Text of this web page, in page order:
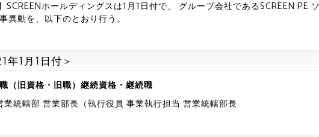
SCREENホールディングスは1月1日付で、 グループ会社であるSCREEN PE ソ
異動を、以下のとおり行う。
年1月1日付＞
（旧資格・旧職）継続資格・継続職
統轄部 営業部長（執行役員 事業執行担当 営業統轄部長